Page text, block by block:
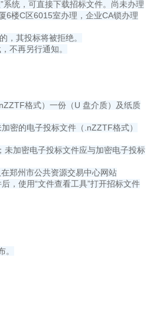
统，可直接下载招标文件。尚未办理
6楼C区6015室办理，企业CA锁办理
，其投标将被拒绝。
不再另行通知。
格式）一份（U 盘介质）及纸质
密的电子投标文件（.nZZTF格式）
加密电子投标文件应与加密电子投标
郑州市公共资源交易中心网站
，使用“文件查看工具”打开招标文件